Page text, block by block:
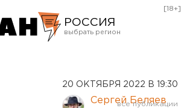
РОССИЯ
Курган
[18+]
20 ОКТЯБРЯ 2022 В 19:30
Сергей Беляев